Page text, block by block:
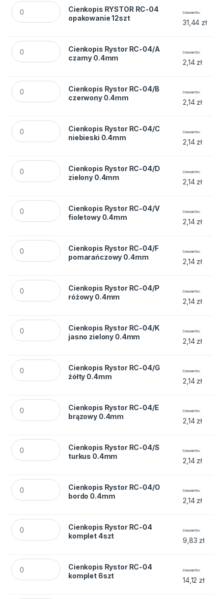
Cienkopis RYSTOR RC-04 opakowanie 12szt quantity
Cienkopis RYSTOR RC-04
opakowanie 12szt
Cena netto
31,44 zł
Cienkopis Rystor RC-04/A czarny 0.4mm quantity
Cienkopis Rystor RC-04/A
czarny 0.4mm
Cena netto
2,14 zł
Cienkopis Rystor RC-04/B czerwony 0.4mm quantity
Cienkopis Rystor RC-04/B
czerwony 0.4mm
Cena netto
2,14 zł
Cienkopis Rystor RC-04/C niebieski 0.4mm quantity
Cienkopis Rystor RC-04/C
niebieski 0.4mm
Cena netto
2,14 zł
Cienkopis Rystor RC-04/D zielony 0.4mm quantity
Cienkopis Rystor RC-04/D
zielony 0.4mm
Cena netto
2,14 zł
Cienkopis Rystor RC-04/V fioletowy 0.4mm quantity
Cienkopis Rystor RC-04/V
fioletowy 0.4mm
Cena netto
2,14 zł
Cienkopis Rystor RC-04/F pomarańczowy 0.4mm quantity
Cienkopis Rystor RC-04/F
pomarańczowy 0.4mm
Cena netto
2,14 zł
Cienkopis Rystor RC-04/P różowy 0.4mm quantity
Cienkopis Rystor RC-04/P
różowy 0.4mm
Cena netto
2,14 zł
Cienkopis Rystor RC-04/K jasno zielony 0.4mm quantity
Cienkopis Rystor RC-04/K
jasno zielony 0.4mm
Cena netto
2,14 zł
Cienkopis Rystor RC-04/G żółty 0.4mm quantity
Cienkopis Rystor RC-04/G
żółty 0.4mm
Cena netto
2,14 zł
Cienkopis Rystor RC-04/E brązowy 0.4mm quantity
Cienkopis Rystor RC-04/E
brązowy 0.4mm
Cena netto
2,14 zł
Cienkopis Rystor RC-04/S turkus 0.4mm quantity
Cienkopis Rystor RC-04/S
turkus 0.4mm
Cena netto
2,14 zł
Cienkopis Rystor RC-04/O bordo 0.4mm quantity
Cienkopis Rystor RC-04/O
bordo 0.4mm
Cena netto
2,14 zł
Cienkopis Rystor RC-04 komplet 4szt quantity
Cienkopis Rystor RC-04
komplet 4szt
Cena netto
9,83 zł
Cienkopis Rystor RC-04 komplet 6szt quantity
Cienkopis Rystor RC-04
komplet 6szt
Cena netto
14,12 zł